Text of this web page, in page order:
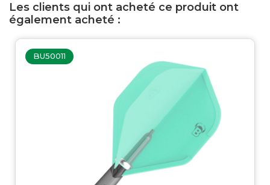
Les clients qui ont acheté ce produit ont
également acheté :
BU50011